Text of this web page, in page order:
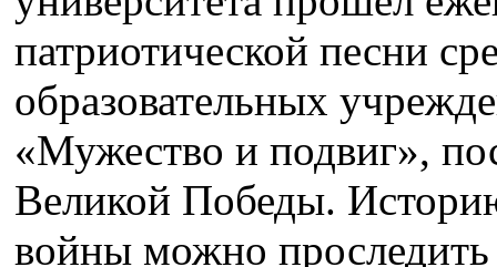
патриотической песни
образовательных
«Мужество и подвиг»,
Великой Победы.
войны можно проследить